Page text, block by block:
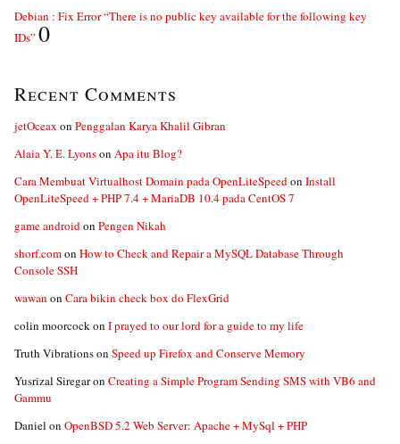
Debian : Fix Error “There is no public key available for the following key
IDs” 0
Recent Comments
jetOceax on Penggalan Karya Khalil Gibran
Alaia Y. E. Lyonson Apa itu Blog?
Cara Membuat Virtualhost Domain pada OpenLiteSpeedon Install
OpenLiteSpeed + PHP 7.4 + MariaDB 10.4 pada CentOS 7
game androidon Pengen Nikah
shorf.comon How to Check and Repair a MySQL Database Through
Console SSH
wawan on Cara bikin check box do FlexGrid
colin moorcockon I prayed to our lord for a guide to my life
Truth Vibrationson Speed up Firefox and Conserve Memory
Yusrizal Siregaron Creating a Simple Program Sending SMS with VB6 and
Gammu
Daniel on OpenBSD 5.2 Web Server: Apache + MySql + PHP